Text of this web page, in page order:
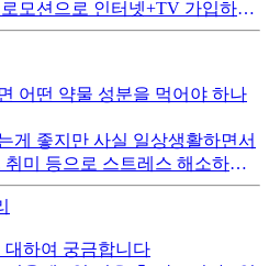
모션으로 인터넷+TV 가입하면
더라구요.월 3만원대로 3년약정
최신 무선청소기, 몇십만원 상
는 고가의 품목들로 구성되어있
을 줘도 남는게 있으니까 영업을
사? 업체?들의 수익은 박리다
어떤 약물 성분을 먹어야 하나
게 좋지만 사실 일상생활하면서
미 등으로 스트레스 해소하는
요.. 스트레스 해소/완화에 좋은
거 같아요.1. 스트레스를 받으면
?)이 나오나요?2. 위의 호르몬
시키려면 어떤 약물 성분을 먹
대하여 궁금합니다